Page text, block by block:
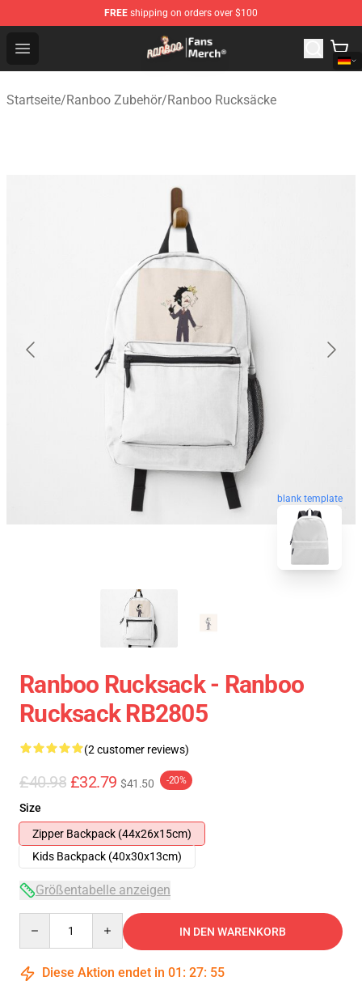
FREE shipping on orders over $100
Open menu
Ranboo Store - Official Ranboo Merchandise Shop
Startseite/Ranboo Zubehör/Ranboo Rucksäcke
blank template
Ranboo Rucksack - Ranboo
Rucksack RB2805
(2 customer reviews)
£40.98 £32.79 $41.50 -20%
Size
Zipper Backpack (44x26x15cm)
Kids Backpack (40x30x13cm)
Größentabelle anzeigen
IN DEN WARENKORB
Diese Aktion endet in 01 : 27: 54